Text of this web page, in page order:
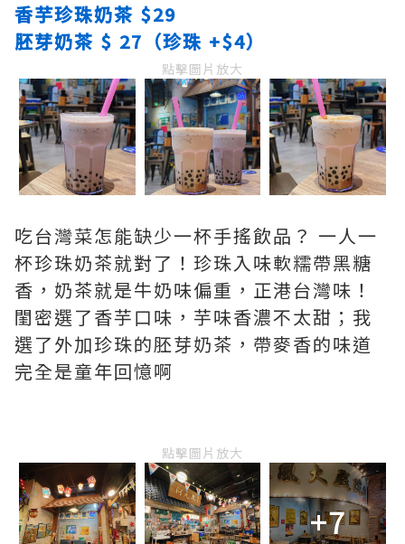
香芋珍珠奶茶 $29
胚芽奶茶 $ 27（珍珠 +$4）
點擊圖片放大
吃台灣菜怎能缺少一杯手搖飲品？ 一人一
杯珍珠奶茶就對了！珍珠入味軟糯帶黑糖
香，奶茶就是牛奶味偏重，正港台灣味！
閨密選了香芋口味，芋味香濃不太甜；我
選了外加珍珠的胚芽奶茶，帶麥香的味道
完全是童年回憶啊
點擊圖片放大
+7